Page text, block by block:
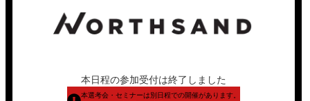
本日程の参加受付は終了しました
本選考会・セミナーは別日程での開催があります。